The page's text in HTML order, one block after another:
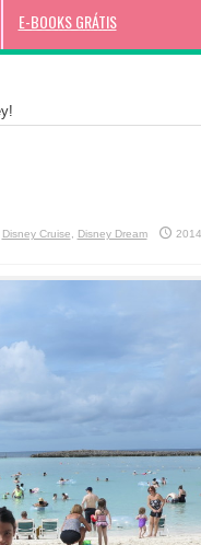
E-BOOKS GRÁTIS
Disney Cruise Disney Dream